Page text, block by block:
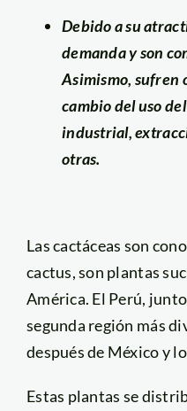
Debido a su
demanda y son
Asimismo, sufren
cambio del uso
industrial,
otras.
Las cactáceas son
cactus, son plantas
América. El Perú,
segunda región más
después de México y
Estas plantas se